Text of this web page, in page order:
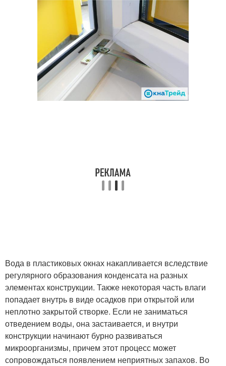
Вентиляции в окнах
Вода в пластиковых окнах накапливается вследствие
регулярного образования конденсата на разных
элементах конструкции. Также некоторая часть влаги
попадает внутрь в виде осадков при открытой или
неплотно закрытой створке. Если не заниматься
отведением воды, она застаивается, и внутри
конструкции начинают бурно развиваться
микроорганизмы, причем этот процесс может
сопровождаться появлением неприятных запахов. Во